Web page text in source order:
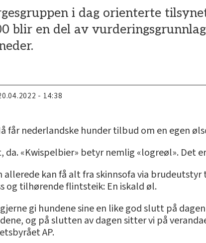
i dag orienterte
blir en del av
20.04.2022 - 14:38
får nederlandske hunder tilbud om en egen
da. «Kwispelbier» betyr nemlig «logreøl». Det
kan få alt fra skinnsofa via brudeutstyr
og tilhørende flintsteik: En iskald øl.
gi hundene sine en like god slutt på
og på slutten av dagen sitter vi på
AP.